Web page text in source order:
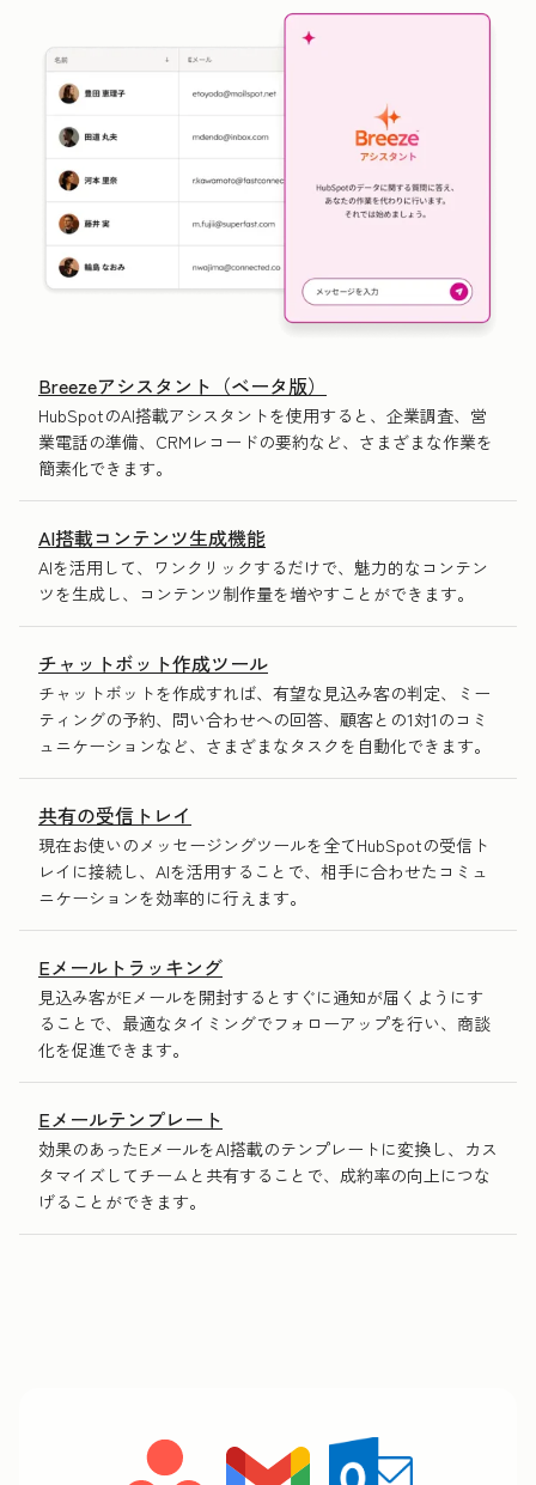
Breezeアシスタント（ベータ版）
HubSpotのAI搭載アシスタントを使用すると、企業調査、営
業電話の準備、CRMレコードの要約など、さまざまな作業を
簡素化できます。
AI搭載コンテンツ生成機能
AIを活用して、ワンクリックするだけで、魅力的なコンテン
ツを生成し、コンテンツ制作量を増やすことができます。
チャットボット作成ツール
チャットボットを作成すれば、有望な見込み客の判定、ミー
ティングの予約、問い合わせへの回答、顧客との1対1のコミ
ュニケーションなど、さまざまなタスクを自動化できます。
共有の受信トレイ
現在お使いのメッセージングツールを全てHubSpotの受信ト
レイに接続し、AIを活用することで、相手に合わせたコミュ
ニケーションを効率的に行えます。
Eメールトラッキング
見込み客がEメールを開封するとすぐに通知が届くようにす
ることで、最適なタイミングでフォローアップを行い、商談
化を促進できます。
Eメールテンプレート
効果のあったEメールをAI搭載のテンプレートに変換し、カス
タマイズしてチームと共有することで、成約率の向上につな
げることができます。